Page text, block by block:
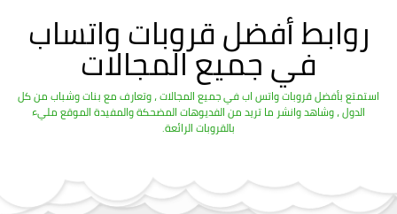
روابط أفضل قروبات واتساب
في جميع المجالات
استمتع بأفضل قروبات واتس اب في جميع المجالات ، وتعارف مع بنات وشباب من كل
الدول ، وشاهد وانشر ما تريد من الفديوهات المضحكة والمفيدة الموقع مليء
بالقروبات الرائعة.